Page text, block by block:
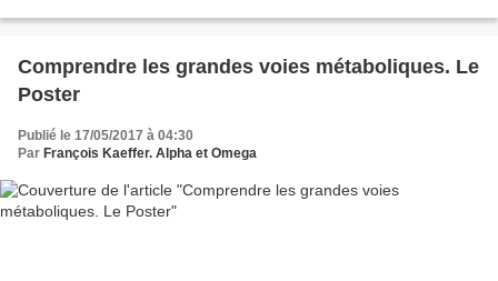
Comprendre les grandes voies métaboliques. Le
Poster
Publié le 17/05/2017 à 04:30
Par François Kaeffer. Alpha et Omega